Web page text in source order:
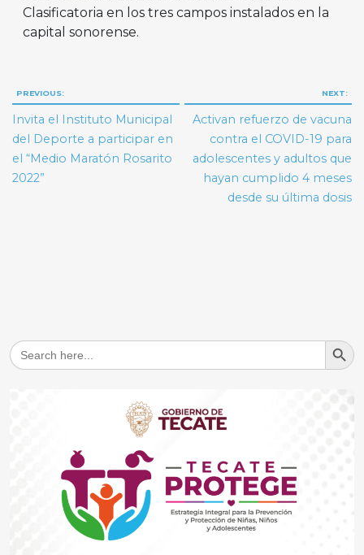
Clasificatoria en los tres campos instalados en la
capital sonorense.
Navegación
de
entradas
PREVIOUS:
Invita el Instituto Municipal
del Deporte a participar en
el “Medio Maratón Rosarito
2022”
NEXT:
Activan refuerzo de vacuna
contra el COVID-19 para
adolescentes y adultos que
hayan cumplido 4 meses
desde su última dosis
Search
for:
Search